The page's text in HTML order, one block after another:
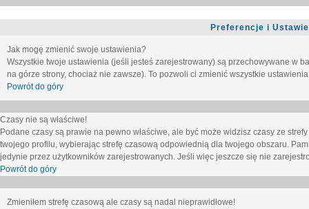
Preferencje i
Jak mogę zmienić swoje ustawienia?
Wszystkie twoje ustawienia (jeśli jesteś zarejestrowany) są przechowywane w
na górze strony, chociaż nie zawsze). To pozwoli ci zmienić wszystkie
Powrót do góry
Czasy nie są właściwe!
Podane czasy są prawie na pewno właściwe, ale być może widzisz czasy ze
twojego profilu, wybierając strefę czasową odpowiednią dla twojego obszaru.
jedynie przez użytkowników zarejestrowanych. Jeśli więc jeszcze się nie
Powrót do góry
Zmieniłem strefę czasową ale czasy są nadal nieprawidłowe!